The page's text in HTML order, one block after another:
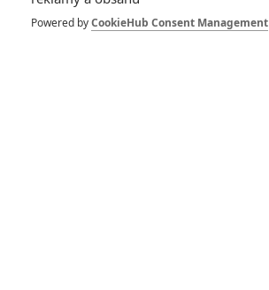
Powered byCookieHub Consent Management